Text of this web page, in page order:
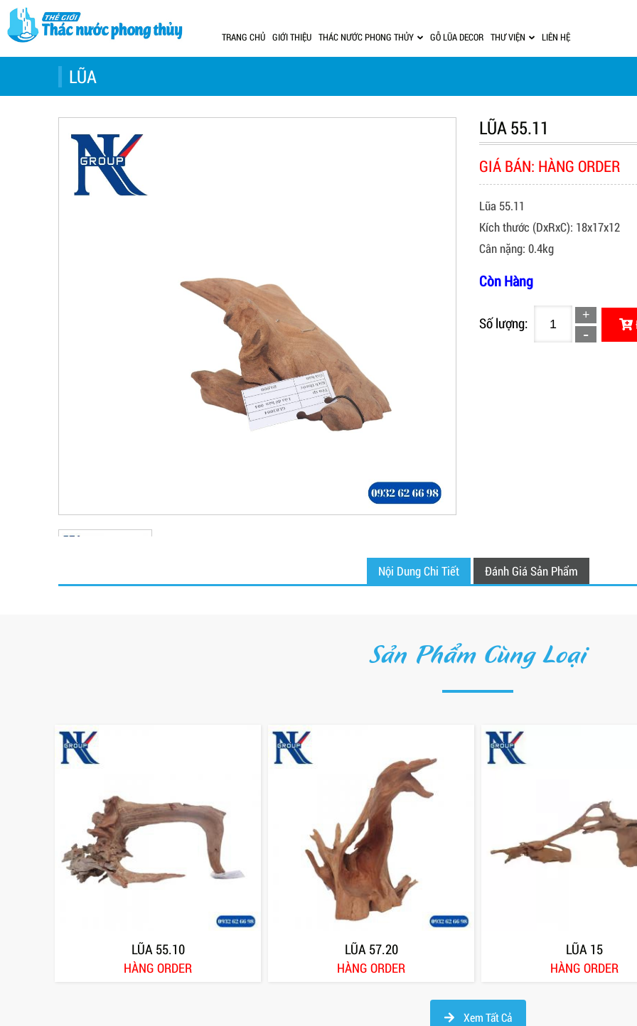
TRANG CHỦ GIỚI THIỆU THÁC NƯỚC PHONG THỦY GỖ LŨA DECOR THƯ VIỆN LIÊN HỆ
LŨA
LŨA 55.11
GIÁ BÁN: HÀNG ORDER
Lũa 55.11
Kích thước (DxRxC): 18x17x12
Cân nặng: 0.4kg
Còn Hàng
Số lượng:
Nội Dung Chi Tiết Đánh Giá Sản Phẩm
Sản Phẩm Cùng Loại
LŨA 55.10
HÀNG ORDER
LŨA 57.20
HÀNG ORDER
LŨA 15
HÀNG ORDER
Xem Tất Cả